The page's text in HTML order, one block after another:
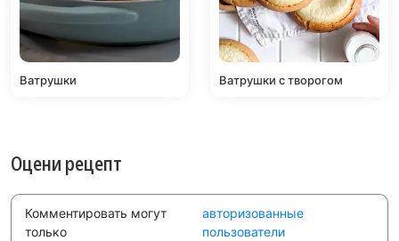
Ватрушки Ватрушки с творогом
Оцени рецепт
Комментировать могут
только
авторизованные
пользователи